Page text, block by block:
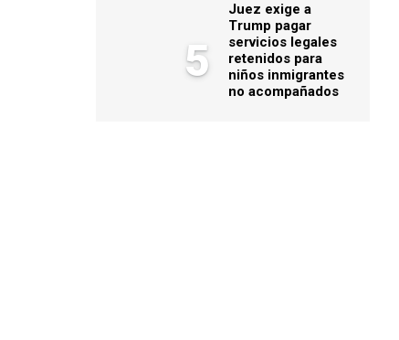
5
Juez exige a
Trump pagar
servicios legales
retenidos para
niños inmigrantes
no acompañados